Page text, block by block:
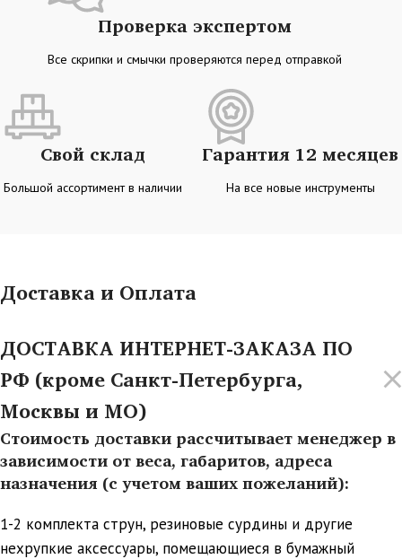
Проверка экспертом
Все скрипки и смычки проверяются перед отправкой
Свой склад
Большой ассортимент в наличии
Гарантия 12 месяцев
На все новые инструменты
Доставка и Оплата
ДОСТАВКА ИНТЕРНЕТ-ЗАКАЗА ПО
РФ (кроме Санкт-Петербурга,
Москвы и МО)
Стоимость доставки рассчитывает менеджер в
зависимости от веса, габаритов, адреса
назначения (с учетом ваших пожеланий):
1-2 комплекта струн, резиновые сурдины и другие
нехрупкие аксессуары, помещающиеся в бумажный